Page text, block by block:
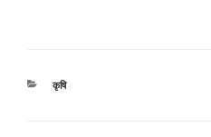
श्रेणियाँ
कृषि